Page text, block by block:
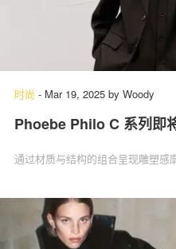
时尚 - Mar 19, 2025 by Woody
Phoebe Philo C 系列即
通过材质与结构的组合呈现雕塑感